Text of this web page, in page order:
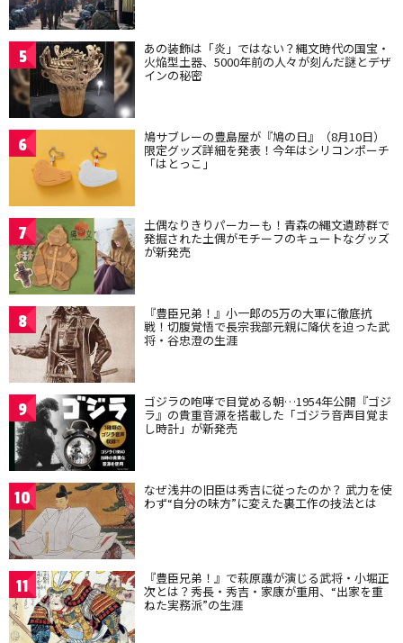
5 あの装飾は「炎」ではない？縄文時代の国宝・
火焔型土器、5000年前の人々が刻んだ謎とデザ
インの秘密
6 鳩サブレーの豊島屋が『鳩の日』（8月10日）
限定グッズ詳細を発表！今年はシリコンポーチ
「はとっこ」
7 土偶なりきりパーカーも！青森の縄文遺跡群で
発掘された土偶がモチーフのキュートなグッズ
が新発売
8 『豊臣兄弟！』小一郎の5万の大軍に徹底抗
戦！切腹覚悟で長宗我部元親に降伏を迫った武
将・谷忠澄の生涯
9 ゴジラの咆哮で目覚める朝…1954年公開『ゴジ
ラ』の貴重音源を搭載した「ゴジラ音声目覚ま
し時計」が新発売
10 なぜ浅井の旧臣は秀吉に従ったのか？ 武力を使
わず“自分の味方”に変えた裏工作の技法とは
11 『豊臣兄弟！』で萩原護が演じる武将・小堀正
次とは？秀長・秀吉・家康が重用、“出家を重
ねた実務派”の生涯